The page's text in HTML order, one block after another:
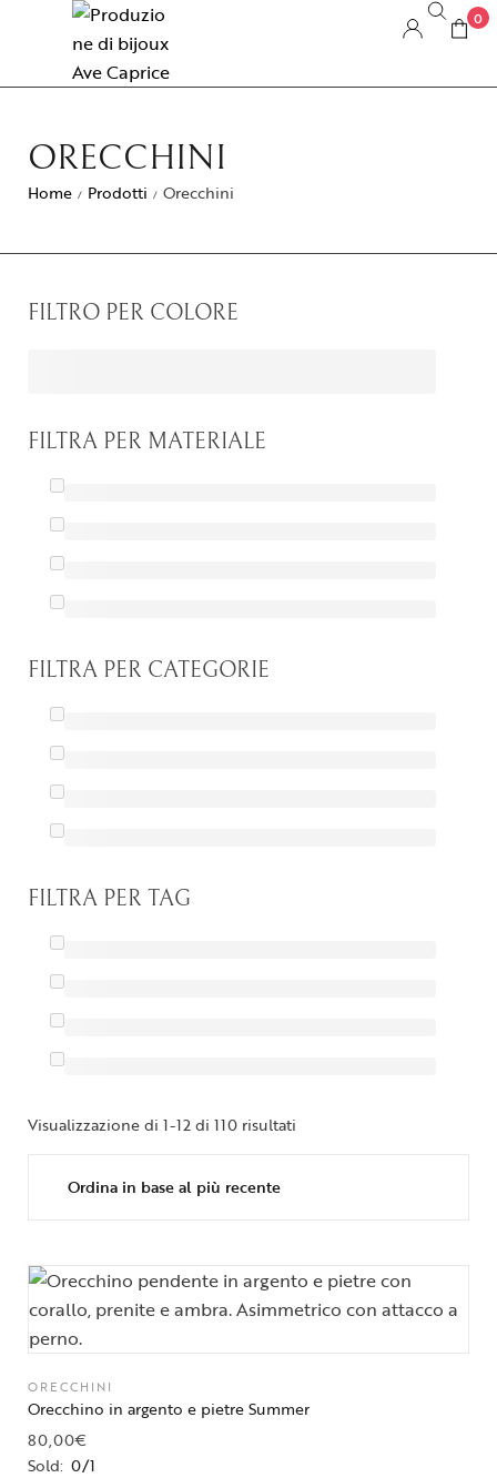
0
ORECCHINI
Home / Prodotti / Orecchini
FILTRO PER COLORE
FILTRA PER MATERIALE
FILTRA PER CATEGORIE
FILTRA PER TAG
Visualizzazione di 1-12 di 110 risultati
ORECCHINI
Orecchino in argento e pietre Summer
80,00€
Sold: 0/1